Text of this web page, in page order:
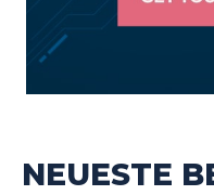
NEUESTE